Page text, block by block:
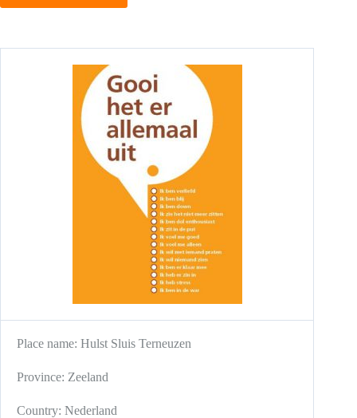
Place name: Hulst Sluis Terneuzen
Province: Zeeland
Country: Nederland